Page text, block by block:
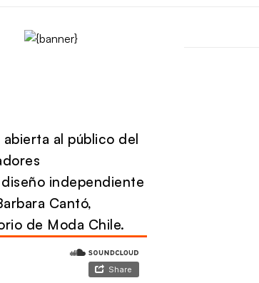
al público del
independiente
Cantó,
de Moda Chile.